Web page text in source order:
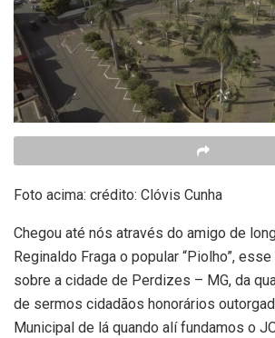
Foto acima: crédito: Clóvis Cunha
Chegou até nós através do amigo de
Reginaldo Fraga o popular “Piolho”,
sobre a cidade de Perdizes – MG, da
de sermos cidadãos honorários
Municipal de lá quando alí fundamos o